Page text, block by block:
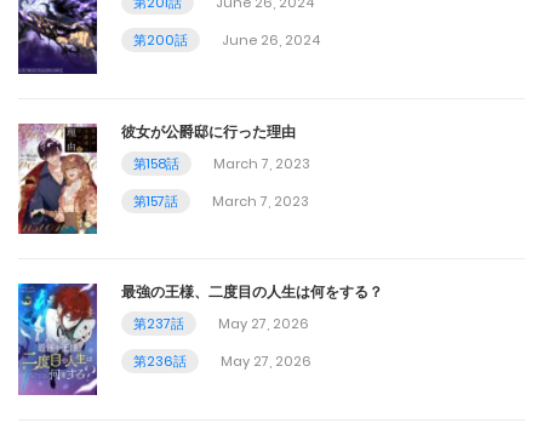
第103話
July 23, 2024
July 23, 2024
第101話
第100話
July 23, 2024
第99話
第200話
June 26, 2024
彼女が公爵邸に行った理由
第158話
March 7, 2023
第157話
March 7, 2023
最強の王様、二度目の人生は何をする？
第237話
May 27, 2026
第236話
May 27, 2026